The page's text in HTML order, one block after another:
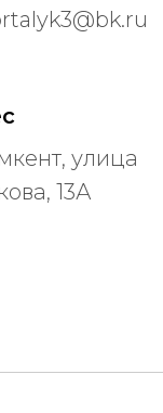
улица
13А